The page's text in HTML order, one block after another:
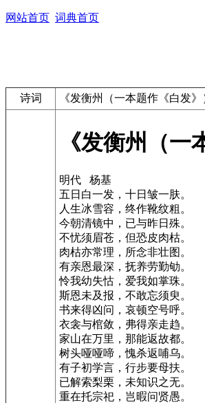
网站首页 词典首页
诗词 《发衡州（一本题作《白发
《发衡州（
明代 杨基
五日白一发，十日皱一肤。
人生冰雪容，终作靴纹粗。
今朝清镜中，已与昨日殊。
不忧须眉苍，但恐皮肉枯。
肉枯亦常理，所念非壮图。
有亲恩最深，抚养劳勤劬。
怜我幼失怙，爱我如掌珠。
斯恩未及报，不敢忘须臾。
书来得凶问，哀顿空号呼。
衣衾与棺敛，弗得亲走趋。
家山在万里，那能返故都。
树头哑哑啼，愧杀返哺乌。
有子初学言，行步要母扶。
已解索梨栗，未知识之无。
重在托宗祀，岂暇问贤愚。